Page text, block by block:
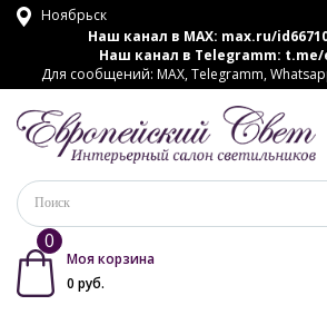
Ноябрьск
Наш канал в MAX: max.ru/
Наш канал в Telegramm:
Для сообщений: MAX, Telegramm,
0
Моя корзина
0 руб.